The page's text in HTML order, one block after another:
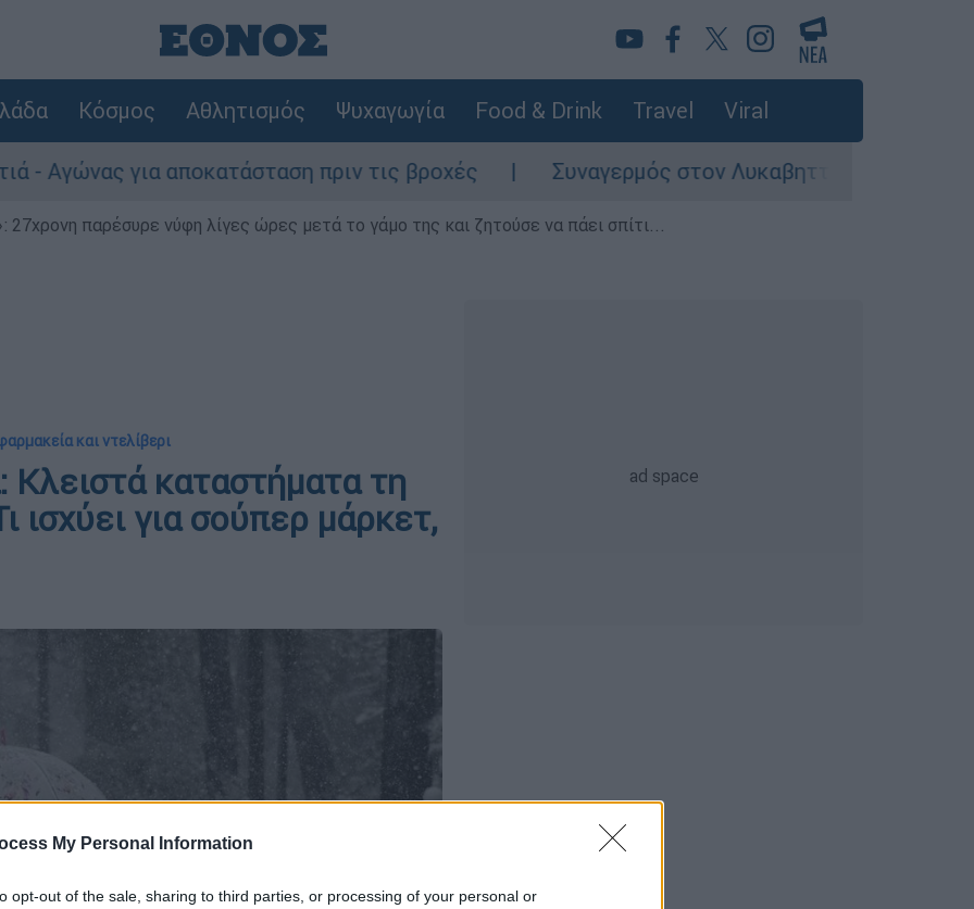
My Personal Information
opt-out of the sale, sharing to third parties, or processing of your personal or
Κόσμος Αθλητισμός Ψυχαγωγία Food & Drink Travel Viral
για αποκατάσταση πριν τις βροχές Συναγερμός στον Λυκαβηττό: Σορός σε
παρέσυρε νύφη λίγες ώρες μετά το γάμο της και ζητούσε να πάει σπίτι...
και ντελίβερι
καταστήματα τη
ισχύει για σούπερ μάρκετ,